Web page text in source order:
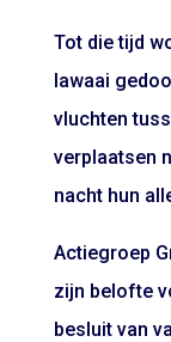
Tot die tijd
lawaai
vluchten
verplaatsen
nacht hun
Actiegroep
zijn belofte
besluit van